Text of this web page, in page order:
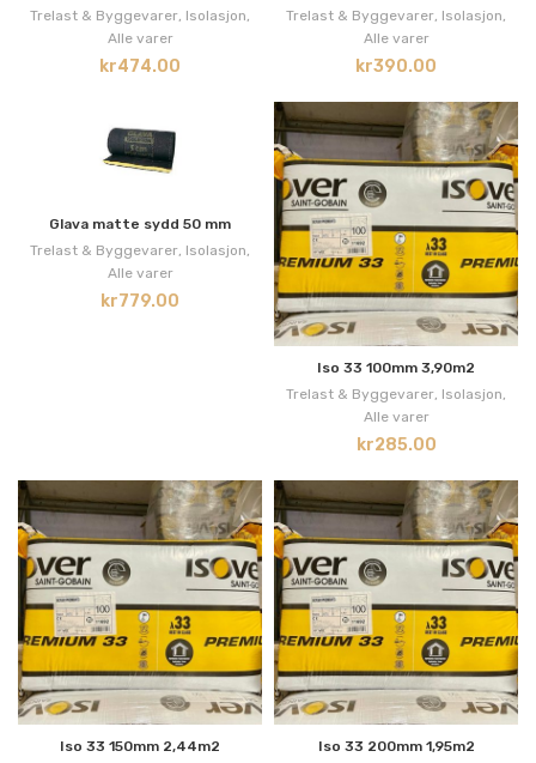
Trelast & Byggevarer, Isolasjon,
Alle varer
kr474.00
Trelast & Byggevarer, Isolasjon,
Alle varer
kr390.00
Glava matte sydd 50 mm
Trelast & Byggevarer, Isolasjon,
Alle varer
kr779.00
Iso 33 100mm 3,90m2
Trelast & Byggevarer, Isolasjon,
Alle varer
kr285.00
Iso 33 150mm 2,44m2
Iso 33 200mm 1,95m2